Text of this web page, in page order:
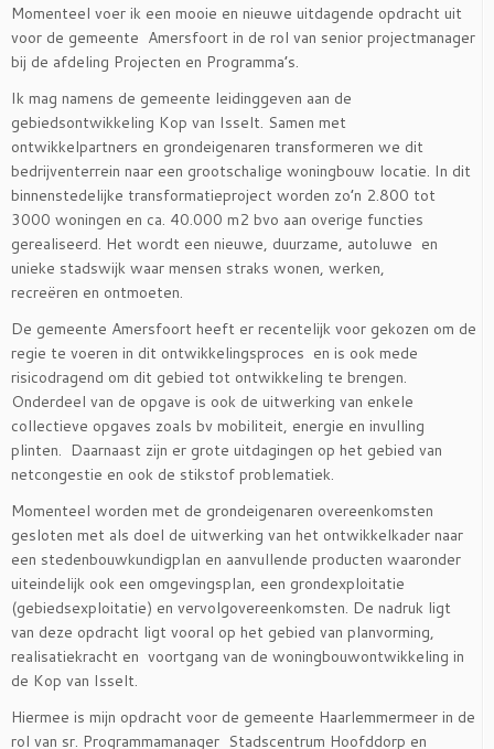
Momenteel voer ik een mooie en nieuwe uitdagende opdracht uit
voor de gemeente Amersfoort in de rol van senior projectmanager
bij de afdeling Projecten en Programma’s.
Ik mag namens de gemeente leidinggeven aan de
gebiedsontwikkeling Kop van Isselt. Samen met
ontwikkelpartners en grondeigenaren transformeren we dit
bedrijventerrein naar een grootschalige woningbouw locatie. In dit
binnenstedelijke transformatieproject worden zo’n 2.800 tot
3000 woningen en ca. 40.000 m2 bvo aan overige functies
gerealiseerd. Het wordt een nieuwe, duurzame, autoluwe en
unieke stadswijk waar mensen straks wonen, werken,
recreëren en ontmoeten.
De gemeente Amersfoort heeft er recentelijk voor gekozen om de
regie te voeren in dit ontwikkelingsproces en is ook mede
risicodragend om dit gebied tot ontwikkeling te brengen.
Onderdeel van de opgave is ook de uitwerking van enkele
collectieve opgaves zoals bv mobiliteit, energie en invulling
plinten. Daarnaast zijn er grote uitdagingen op het gebied van
netcongestie en ook de stikstof problematiek.
Momenteel worden met de grondeigenaren overeenkomsten
gesloten met als doel de uitwerking van het ontwikkelkader naar
een stedenbouwkundigplan en aanvullende producten waaronder
uiteindelijk ook een omgevingsplan, een grondexploitatie
(gebiedsexploitatie) en vervolgovereenkomsten. De nadruk ligt
van deze opdracht ligt vooral op het gebied van planvorming,
realisatiekracht en voortgang van de woningbouwontwikkeling in
de Kop van Isselt.
Hiermee is mijn opdracht voor de gemeente Haarlemmermeer in de
rol van sr. Programmamanager Stadscentrum Hoofddorp en